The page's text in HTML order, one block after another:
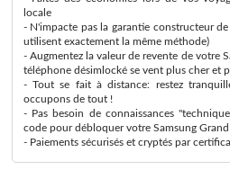
locale
- N'impacte pas la garantie constructeur
utilisent exactement la même méthode)
- Augmentez la valeur de revente de votre
téléphone désimlocké se vent plus cher et
- Tout se fait à distance: restez
occupons de tout !
- Pas besoin de connaissances
code pour débloquer votre Samsung
- Paiements sécurisés et cryptés par